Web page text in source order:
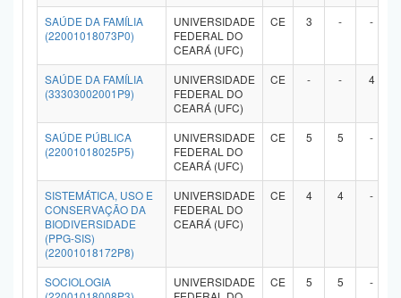
SAÚDE DA FAMÍLIA
(22001018073P0)
UNIVERSIDADE
FEDERAL DO
CEARÁ (UFC)
CE 3 - -
SAÚDE DA FAMÍLIA
(33303002001P9)
UNIVERSIDADE
FEDERAL DO
CEARÁ (UFC)
CE - - 4
SAÚDE PÚBLICA
(22001018025P5)
UNIVERSIDADE
FEDERAL DO
CEARÁ (UFC)
CE 5 5 -
SISTEMÁTICA, USO E
CONSERVAÇÃO DA
BIODIVERSIDADE
(PPG-SIS)
(22001018172P8)
UNIVERSIDADE
FEDERAL DO
CEARÁ (UFC)
CE 4 4 -
SOCIOLOGIA
UNIVERSIDADE
CE 5 5 -